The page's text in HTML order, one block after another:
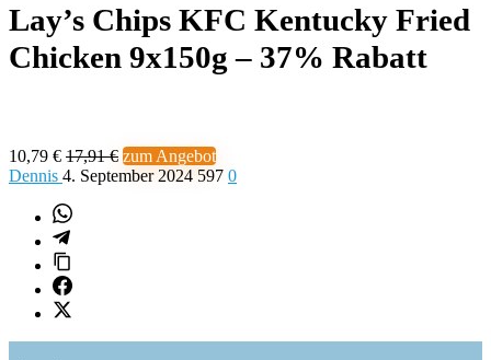
Lay’s Chips KFC Kentucky Fried
Chicken 9x150g – 37% Rabatt
10,79 € 17,91 € zum Angebot
Dennis 4. September 2024 597 0